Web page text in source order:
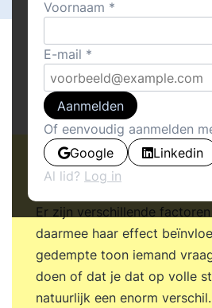
De wijze waarop je spreekt
Er zijn verschillende
daarmee haar effect
gedempte toon iemand
doen of dat je dat op volle
natuurlijk een enorm
Voornaam
E-mail
Aanmelden
Of eenvoudig aanmelden
Google
Linkedin
Al lid? Log in